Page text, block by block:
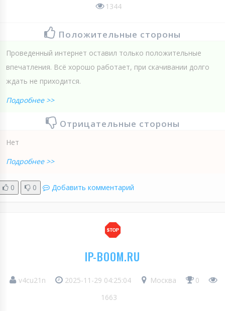
1344
Положительные стороны
Проведенный интернет оставил только положительные
впечатления. Всё хорошо работает, при скачивании долго
ждать не приходится.
Подробнее >>
Отрицательные стороны
Нет
Подробнее >>
0 0 Добавить комментарий
IP-BOOM.RU
v4cu21n 2025-11-29 04:25:04 Москва
0
1663